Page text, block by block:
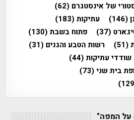
של אינסטגרם (62)
(146) עתיקות(183)
(37) פתוח בשבת(130)
(51) רשות הטבע והגנים (31)
שודדי עתיקות(44)
בית שני(73)
על המפה"